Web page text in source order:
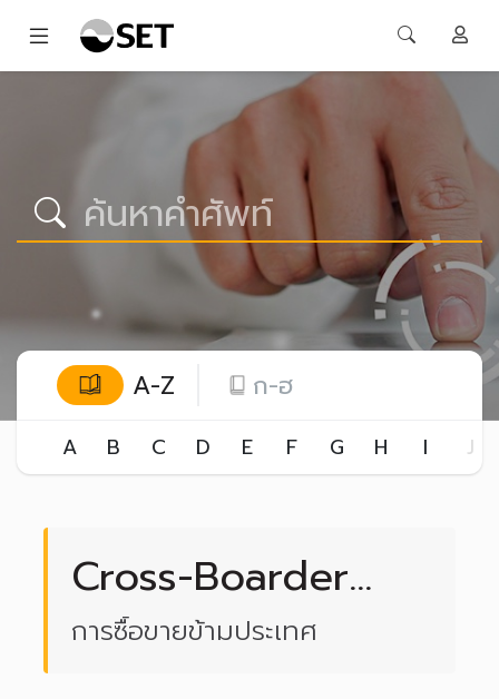
A-Z ก-ฮ
A B C D E F G H I J
Cross-Boarder
Trading
การซื้อขายข้ามประเทศ